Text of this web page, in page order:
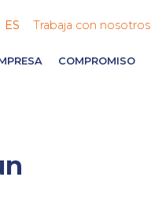
ES Trabaja con nosotros
COMPROMISO